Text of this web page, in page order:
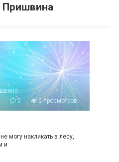
Пришвина
0
0 просмотров
могу накликать в лесу,
и